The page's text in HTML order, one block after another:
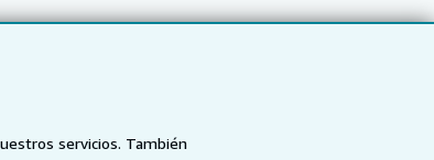
servicios. También